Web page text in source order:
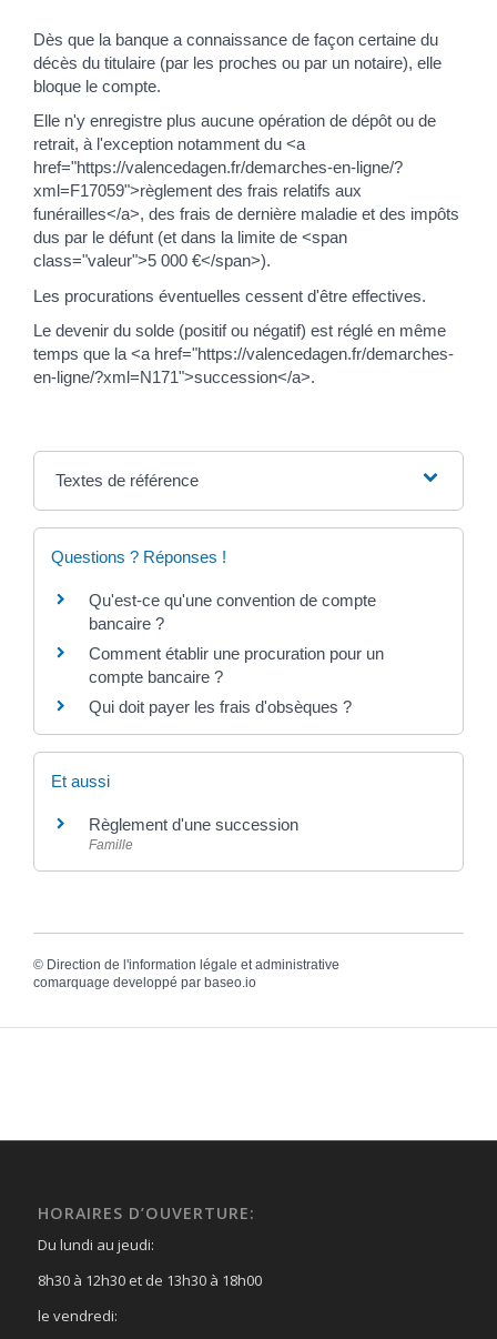
Dès que la banque a connaissance de façon certaine du
décès du titulaire (par les proches ou par un notaire), elle
bloque le compte.
Elle n'y enregistre plus aucune opération de dépôt ou de
retrait, à l'exception notamment du <a
href="https://valencedagen.fr/demarches-en-ligne/?
xml=F17059">règlement des frais relatifs aux
funérailles</a>, des frais de dernière maladie et des impôts
dus par le défunt (et dans la limite de <span
class="valeur">5 000 €</span>).
Les procurations éventuelles cessent d'être effectives.
Le devenir du solde (positif ou négatif) est réglé en même
temps que la <a href="https://valencedagen.fr/demarches-
en-ligne/?xml=N171">succession</a>.
Textes de référence
Questions ? Réponses !
Qu'est-ce qu'une convention de compte
bancaire ?
Comment établir une procuration pour un
compte bancaire ?
Qui doit payer les frais d'obsèques ?
Et aussi
Règlement d'une succession
Famille
© Direction de l'information légale et administrative
comarquage developpé par baseo.io
HORAIRES D’OUVERTURE:
Du lundi au jeudi:
8h30 à 12h30 et de 13h30 à 18h00
le vendredi: